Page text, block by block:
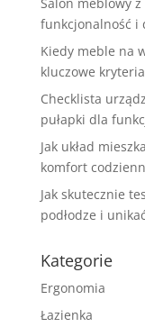
funkcjonalność i
Kiedy meble na
kluczowe
Checklista
pułapki dla
Jak układ
komfort
Jak skutecznie
podłodze i
Kategorie
Ergonomia
Łazienka